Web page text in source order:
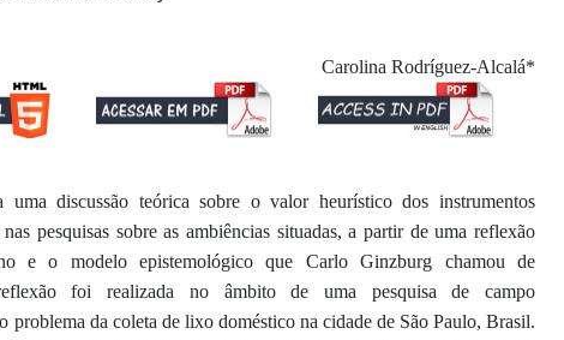
Carolina Rodríguez-Alcalá*
uma discussão teórica sobre o valor heurístico dos instrumentos
pesquisas sobre as ambiências situadas, a partir de uma reflexão
e o modelo epistemológico que Carlo Ginzburg chamou de
foi realizada no âmbito de uma pesquisa de campo
problema da coleta de lixo doméstico na cidade de São Paulo, Brasil.